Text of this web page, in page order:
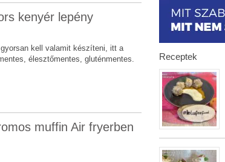
kenyér lepény
kell valamit készíteni, itt a
élesztőmentes, gluténmentes.
muffin Air fryerben
Receptek